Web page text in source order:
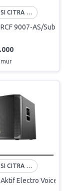
As/SUBWOOFER
PT SOLUSI CITRA OPPORTUNITY -FREE ONGKIR INDONESIA
9007-AS/Sub
115 Xi/
PT SOLUSI CITRA OPPORTUNITY -FREE ONGKIR INDONESIA
Electro Voice